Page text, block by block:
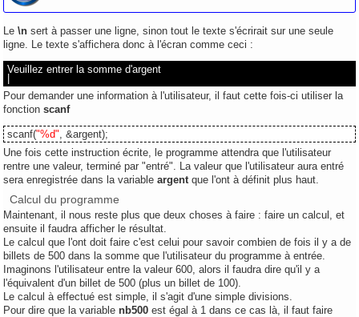
Le\n sert à passer une ligne, sinon tout le texte s'écrirait sur une seule
ligne. Le texte s'affichera donc à l'écran comme ceci :
Veuillez entrer la somme d'argent
|
Pour demander une information à l'utilisateur, il faut cette fois-ci utiliser la
fonctionscanf
scanf("%d" , &argent);
Une fois cette instruction écrite, le programme attendra que l'utilisateur
rentre une valeur, terminé par "entré". La valeur que l'utilisateur aura entré
sera enregistrée dans la variableargent que l'ont à définit plus haut.
Calcul du programme
Maintenant, il nous reste plus que deux choses à faire : faire un calcul, et
ensuite il faudra afficher le résultat.
Le calcul que l'ont doit faire c'est celui pour savoir combien de fois il y a de
billets de 500 dans la somme que l'utilisateur du programme à entrée.
Imaginons l'utilisateur entre la valeur 600, alors il faudra dire qu'il y a
l'équivalent d'un billet de 500 (plus un billet de 100).
Le calcul à effectué est simple, il s'agit d'une simple divisions.
Pour dire que la variablenb500 est égal à 1 dans ce cas là, il faut faire